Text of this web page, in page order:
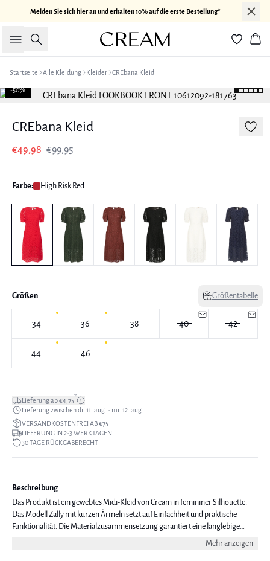
Melden Sie sich hier an und erhalten 10% auf die erste Bestellung*
Suche
Startseite Alle Kleidung Kleider CREbana Kleid
-50%
CREbana Kleid
€49,98 €99,95
Farbe: High Risk Red
Größen Größentabelle
34 36 38 40 42
44 46
Lieferung ab €4,75*
Lieferung zwischen di. 11. aug. - mi. 12. aug.
VERSANDKOSTENFREI AB €75
LIEFERUNG IN 2-3 WERKTAGEN
30 TAGE RÜCKGABERECHT
Beschreibung
Das Produkt ist ein gewebtes Midi-Kleid von Cream in femininer Silhouette.
Das Modell Zally mit kurzen Ärmeln setzt auf Einfachheit und praktische
Funktionalität. Die Materialzusammensetzung garantiert eine langlebige
Qualität, ohne Abstriche im Design. Eine neutrale Wahl für den Alltag. Das
Mehr anzeigen